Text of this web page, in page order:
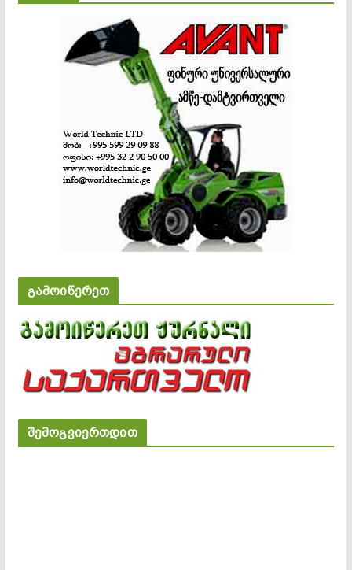
გამოიწერეთ
შემოგვიერთდით